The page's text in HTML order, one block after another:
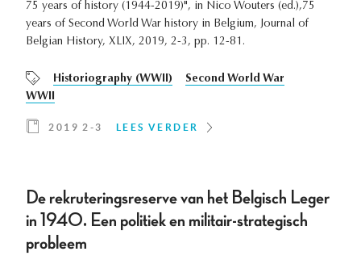
75 years of history (1944-2019)", in Nico Wouters (ed.),75
years of Second World War history in Belgium, Journal of
Belgian History, XLIX, 2019, 2-3, pp. 12-81.
Historiography (WWII)
Second World War
WWII
2019 2-3 LEES VERDER
De rekruteringsreserve van het Belgisch Leger
in 1940. Een politiek en militair-strategisch
probleem